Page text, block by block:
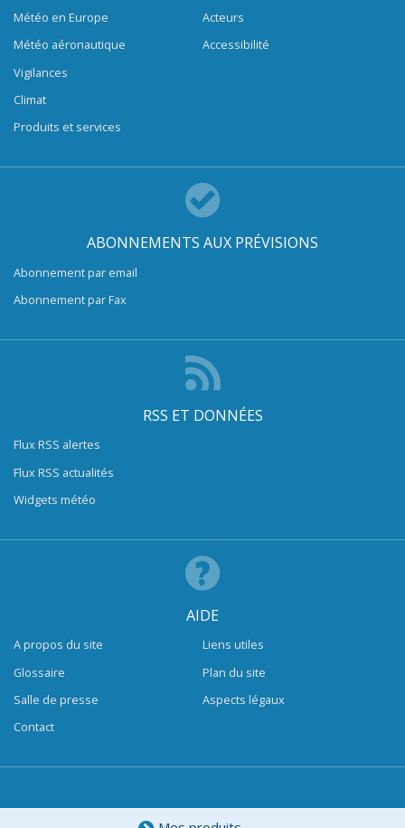
Météo en Europe
Météo aéronautique
Vigilances
Climat
Produits et services
Acteurs
Accessibilité
ABONNEMENTS AUX PRÉVISIONS
Abonnement par email
Abonnement par Fax
RSS ET DONNÉES
Flux RSS alertes
Flux RSS actualités
Widgets météo
AIDE
A propos du site
Glossaire
Salle de presse
Contact
Liens utiles
Plan du site
Aspects légaux